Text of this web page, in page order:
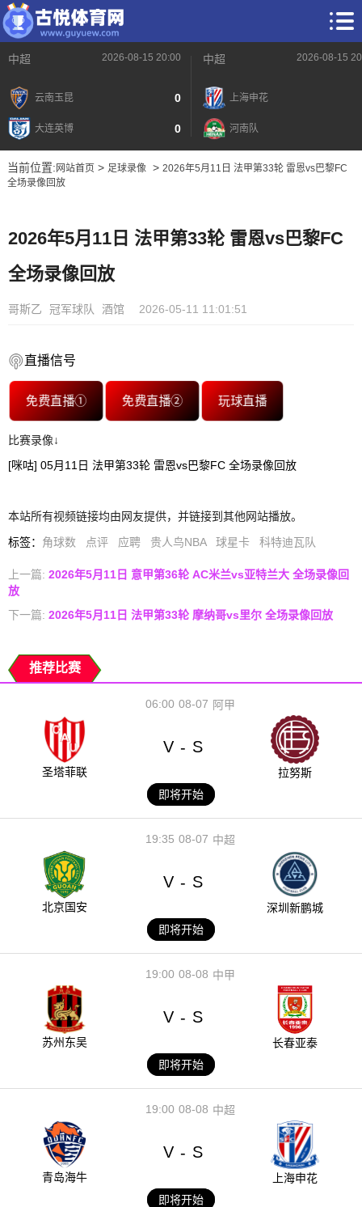
中超 2026-08-15 20:00
云南玉昆 0
大连英博 0
中超 2026-08-15
上海申花
河南队
当前位置: 网站首页> 足球录像 > 2026年5月11日 法甲第33轮 雷恩vs巴黎FC
全场录像回放
2026年5月11日 法甲第33轮 雷恩vs巴黎FC
全场录像回放
哥斯乙 冠军球队 酒馆 2026-05-11 11:01:51
直播信号
免费直播① 免费直播② 玩球直播
比赛录像↓
[咪咕] 05月11日 法甲第33轮 雷恩vs巴黎FC 全场录像回放
本站所有视频链接均由网友提供，并链接到其他网站播放。
标签： 角球数 点评 应聘 贵人鸟NBA 球星卡 科特迪瓦队
上一篇: 2026年5月11日 意甲第36轮 AC米兰vs亚特兰大 全场录像回
放
下一篇: 2026年5月11日 法甲第33轮 摩纳哥vs里尔 全场录像回放
推荐比赛
08-07
06:00 阿甲
圣塔菲联
V - S
拉努斯
即将开始
08-07
19:35 中超
北京国安
V - S
深圳新鹏城
即将开始
08-08
19:00 中甲
苏州东吴
V - S
长春亚泰
即将开始
08-08
19:00 中超
青岛海牛
V - S
上海申花
即将开始